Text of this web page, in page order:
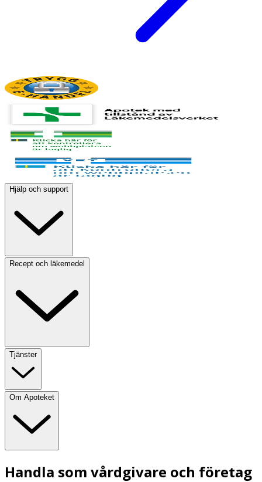
Hjälp och support
Recept och läkemedel
Tjänster
Om Apoteket
Handla som vårdgivare och företag